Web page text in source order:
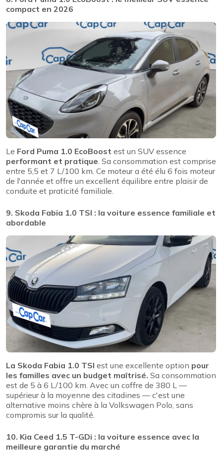
compact en 2026
Le Ford Puma 1.0 EcoBoost est un SUV essence
performant et pratique. Sa consommation est comprise
entre 5,5 et 7 L/100 km. Ce moteur a été élu 6 fois moteur
de l'année et offre un excellent équilibre entre plaisir de
conduite et praticité familiale.
9. Skoda Fabia 1.0 TSI : la voiture essence familiale et
abordable
La Skoda Fabia 1.0 TSI est une excellente option pour
les familles avec un budget maîtrisé. Sa consommation
est de 5 à 6 L/100 km. Avec un coffre de 380 L —
supérieur à la moyenne des citadines — c'est une
alternative moins chère à la Volkswagen Polo, sans
compromis sur la qualité.
10. Kia Ceed 1.5 T-GDi : la voiture essence avec la
meilleure garantie du marché